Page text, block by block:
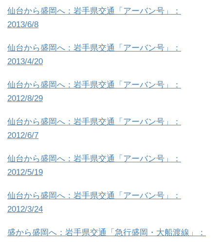
仙台から盛岡へ：岩手県交通「アーバン号」：
2013/6/8
仙台から盛岡へ：岩手県交通「アーバン号」：
2013/4/20
仙台から盛岡へ：岩手県交通「アーバン号」：
2012/8/29
仙台から盛岡へ：岩手県交通「アーバン号」：
2012/6/7
仙台から盛岡へ：岩手県交通「アーバン号」：
2012/5/19
仙台から盛岡へ：岩手県交通「アーバン号」：
2012/3/24
盛から盛岡へ：岩手県交通「急行盛岡・大船渡線」：